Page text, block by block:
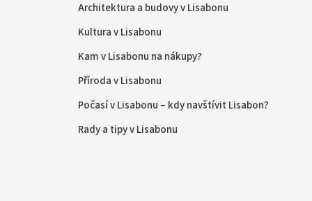
Architektura a budovy v Lisabonu
Kultura v Lisabonu
Kam v Lisabonu na nákupy?
Příroda v Lisabonu
Počasí v Lisabonu – kdy navštívit Lisabon?
Rady a tipy v Lisabonu